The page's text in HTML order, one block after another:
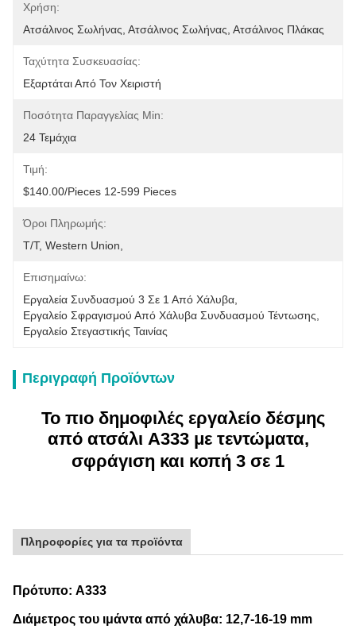
Χρήση:
Ατσάλινος Σωλήνας, Ατσάλινος Σωλήνας, Ατσάλινος Πλάκας
Ταχύτητα Συσκευασίας:
Εξαρτάται Από Τον Χειριστή
Ποσότητα Παραγγελίας Min:
24 Τεμάχια
Τιμή:
$140.00/pieces 12-599 Pieces
Όροι Πληρωμής:
T/T, Western Union,
Επισημαίνω:
Εργαλεία Συνδυασμού 3 Σε 1 Από Χάλυβα
Εργαλείο Σφραγισμού Από Χάλυβα Συνδυασμού Τέντωσης
Εργαλείο Στεγαστικής Ταινίας
Περιγραφή Προϊόντων
Το πιο δημοφιλές εργαλείο δέσμης
από ατσάλι A333 με τεντώματα,
σφράγιση και κοπή 3 σε 1
Πληροφορίες για τα προϊόντα
Πρότυπο: A333
Διάμετρος του ιμάντα από χάλυβα: 12,7-16-19 mm